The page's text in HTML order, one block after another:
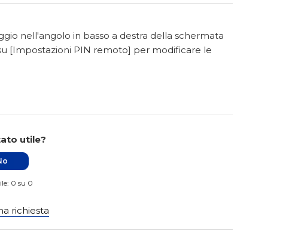
nell'angolo in basso a destra della schermata
[Impostazioni PIN remoto] per modificare le
utile?
0 su 0
richiesta